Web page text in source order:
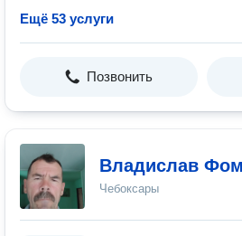
Ещё 53 услуги
Позвонить
Владислав
Чебоксары